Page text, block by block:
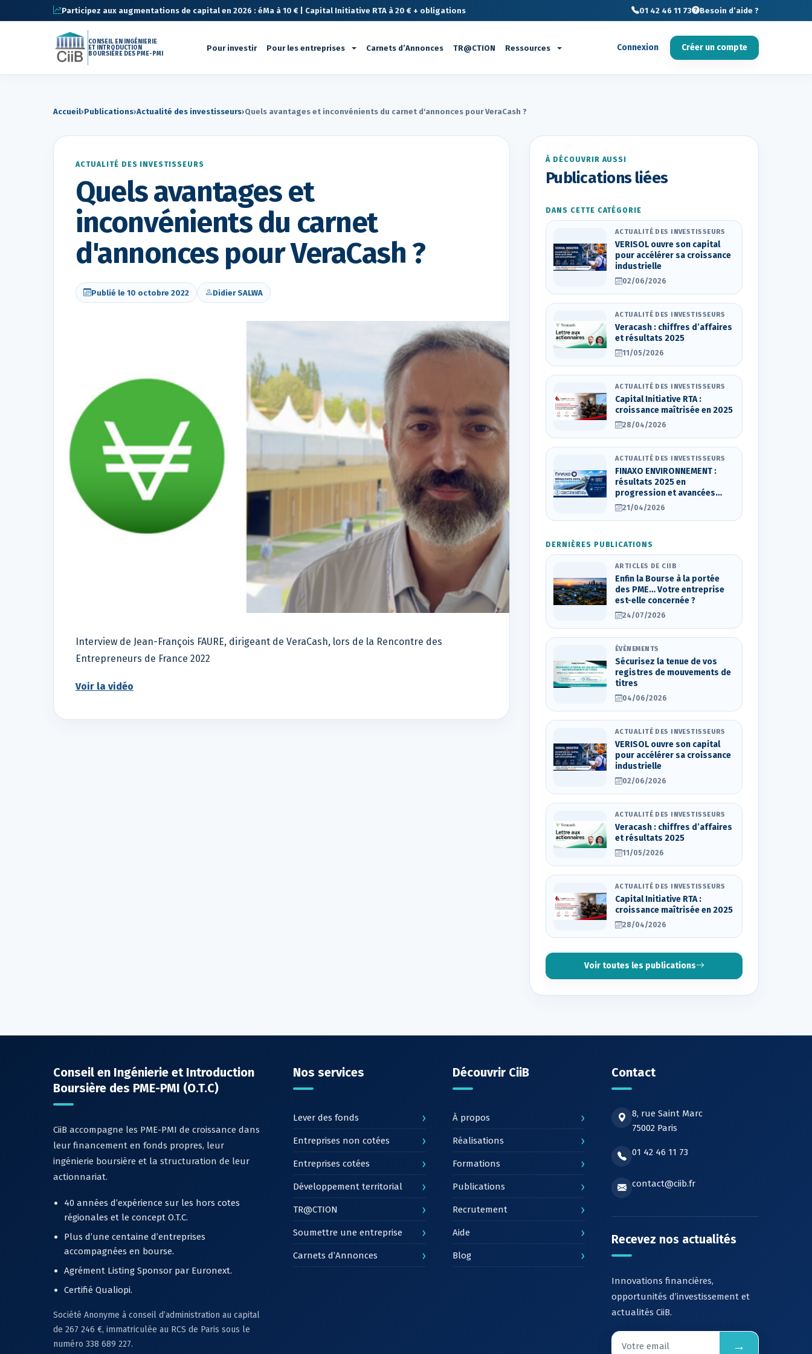
Participez aux augmentations de capital en 2026 : éMa à 10 € | Capital Initiative RTA à 20 € + obligations 01 42 46 11 73 Besoin d’aide ?
CONSEIL EN INGÉNIERIE
ET INTRODUCTION
BOURSIÈRE DES PME-PMI
Pour investir Pour les entreprises Carnets d’Annonces TR@CTION Ressources Connexion Créer un compte
Accueil›Publications›Actualité des investisseurs›Quels avantages et inconvénients du carnet d'annonces pour VeraCash ?
ACTUALITÉ DES INVESTISSEURS
Quels avantages et
inconvénients du carnet
d'annonces pour VeraCash ?
Publié le 10 octobre 2022 Didier SALWA
Interview de Jean-François FAURE, dirigeant de VeraCash, lors de la Rencontre des
Entrepreneurs de France 2022
Voir la vidéo
À DÉCOUVRIR AUSSI
Publications liées
DANS CETTE CATÉGORIE
ACTUALITÉ DES INVESTISSEURS
VERISOL ouvre son capital
pour accélérer sa croissance
industrielle
02/06/2026
ACTUALITÉ DES INVESTISSEURS
Veracash : chiffres d’affaires
et résultats 2025
11/05/2026
ACTUALITÉ DES INVESTISSEURS
Capital Initiative RTA :
croissance maîtrisée en 2025
28/04/2026
ACTUALITÉ DES INVESTISSEURS
FINAXO ENVIRONNEMENT :
résultats 2025 en
progression et avancées
stratégiques
21/04/2026
DERNIÈRES PUBLICATIONS
ARTICLES DE CIIB
Enfin la Bourse à la portée
des PME… Votre entreprise
est-elle concernée ?
24/07/2026
ÉVÈNEMENTS
Sécurisez la tenue de vos
registres de mouvements de
titres
04/06/2026
ACTUALITÉ DES INVESTISSEURS
VERISOL ouvre son capital
pour accélérer sa croissance
industrielle
02/06/2026
ACTUALITÉ DES INVESTISSEURS
Veracash : chiffres d’affaires
et résultats 2025
11/05/2026
ACTUALITÉ DES INVESTISSEURS
Capital Initiative RTA :
croissance maîtrisée en 2025
28/04/2026
Voir toutes les publications
Conseil en Ingénierie et Introduction
Boursière des PME-PMI (O.T.C)
CiiB accompagne les PME-PMI de croissance dans
leur financement en fonds propres, leur
ingénierie boursière et la structuration de leur
actionnariat.
40 années d’expérience sur les hors cotes
régionales et le concept O.T.C.
Plus d’une centaine d’entreprises
accompagnées en bourse.
Agrément Listing Sponsor par Euronext.
Certifié Qualiopi.
Société Anonyme à conseil d’administration au capital
de 267 246 €, immatriculée au RCS de Paris sous le
numéro 338 689 227.
Nos services
Lever des fonds ›
Entreprises non cotées ›
Entreprises cotées ›
Développement territorial ›
TR@CTION ›
Soumettre une entreprise ›
Carnets d’Annonces ›
Découvrir CiiB
À propos ›
Réalisations ›
Formations ›
Publications ›
Recrutement ›
Aide ›
Blog ›
Contact
8, rue Saint Marc
75002 Paris
01 42 46 11 73
contact@ciib.fr
Recevez nos actualités
Innovations financières,
opportunités d’investissement et
actualités CiiB.
→